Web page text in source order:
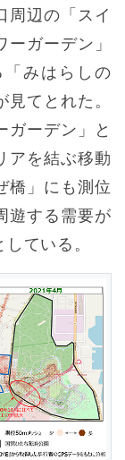
周辺の「スイ
ガーデン」
みはらしの
てとれた。
ガーデン」と
アを結ぶ移動
橋」にも測位
遊する需要が
ている。